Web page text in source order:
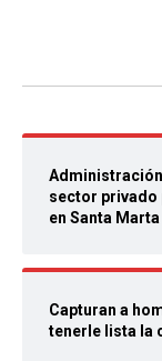
sector privado
en Santa Marta
Capturan a
tenerle lista la